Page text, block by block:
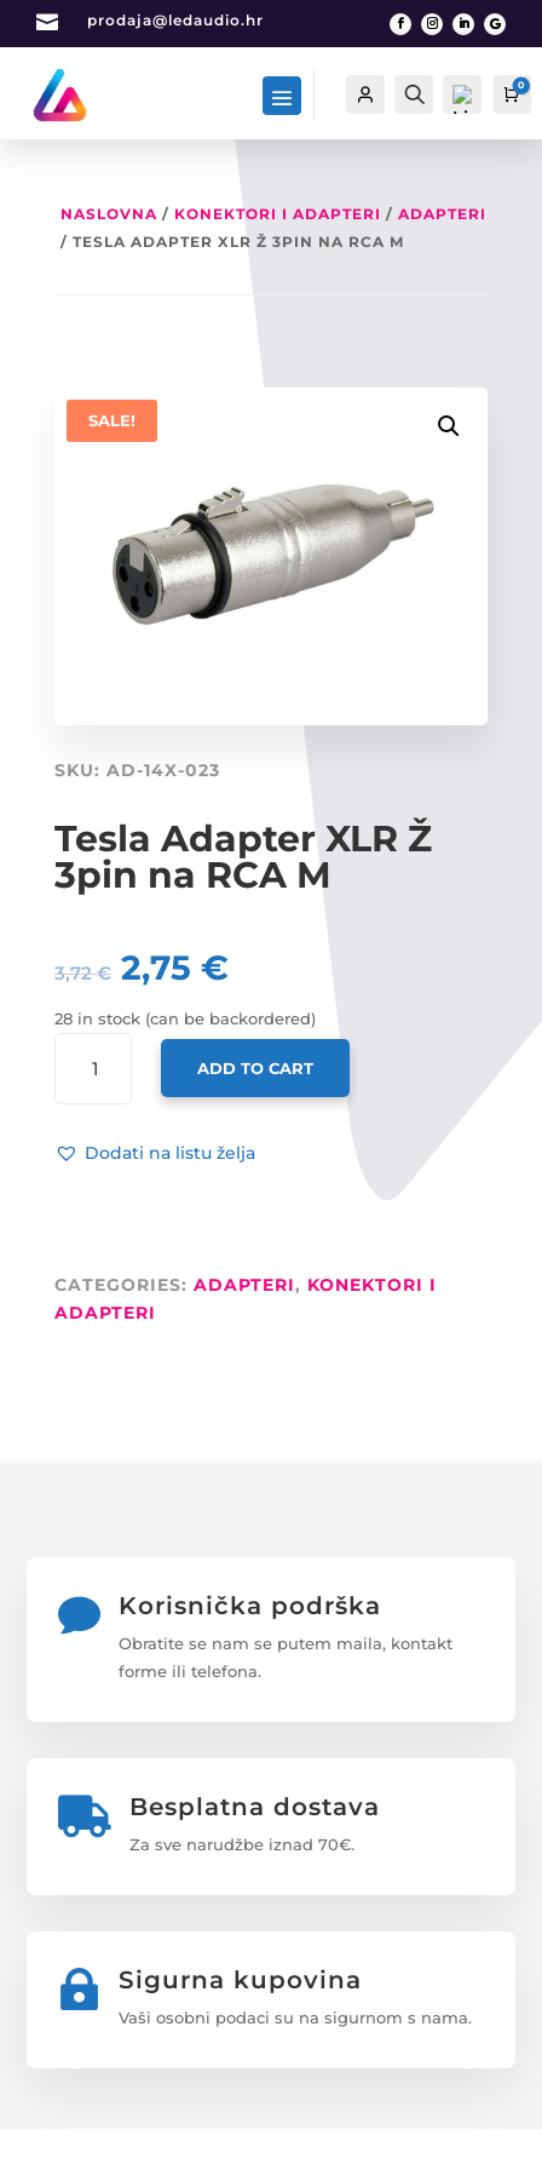
 prodaja@ledaudio.hr
Račun Traži 0
NASLOVNA/ KONEKTORI I ADAPTERI / ADAPTERI
/ TESLA ADAPTER XLR Ž 3PIN NA RCA M
SKU: AD-14X-023
Tesla Adapter XLR Ž
3pin na RCA M
3,72€ 2,75 €
28 in stock (can be backordered)
ADAPTER
3PIN
ADD TO CART
Dodati na listu želja
SALE!
CATEGORIES: ADAPTERI, KONEKTORI I
ADAPTERI
 Korisnička podrška
Obratite se nam se putem maila, kontakt
forme ili telefona.
 Besplatna dostava
Za sve narudžbe iznad 70€.
 Sigurna kupovina
Vaši osobni podaci su na sigurnom s nama.